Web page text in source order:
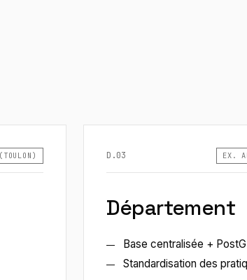
D.03 EX.
Département
Base centralisée +
Standardisation des